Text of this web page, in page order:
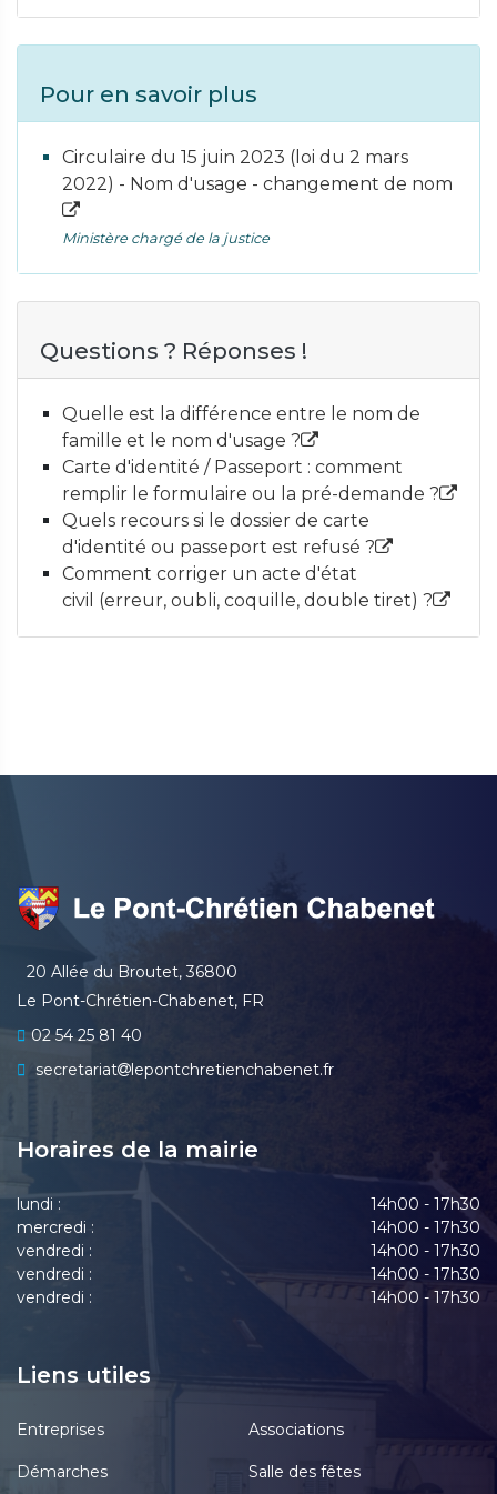
Pour en savoir plus
Circulaire du 15 juin 2023 (loi du 2 mars
2022) - Nom d'usage - changement de nom
Ministère chargé de la justice
Questions ? Réponses !
Quelle est la différence entre le nom de
famille et le nom d'usage ?
Carte d'identité / Passeport : comment
remplir le formulaire ou la pré-demande ?
Quels recours si le dossier de carte
d'identité ou passeport est refusé ?
Comment corriger un acte d'état
civil (erreur, oubli, coquille, double tiret) ?
20 Allée du Broutet, 36800
Le Pont-Chrétien-Chabenet, FR
02 54 25 81 40
secretariat
lepontchretienchabenet.fr
Horaires de la mairie
lundi :
14h00 - 17h30
mercredi :
14h00 - 17h30
vendredi :
14h00 - 17h30
vendredi :
14h00 - 17h30
vendredi :
14h00 - 17h30
Liens utiles
Entreprises Associations
Démarches Salle des fêtes